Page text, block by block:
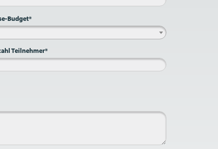
Budget*
Teilnehmer*